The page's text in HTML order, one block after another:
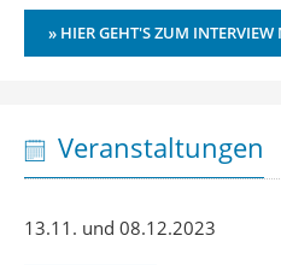
» HIER GEHT'S ZUM
Veranstaltungen
13.11. und 08.12.2023